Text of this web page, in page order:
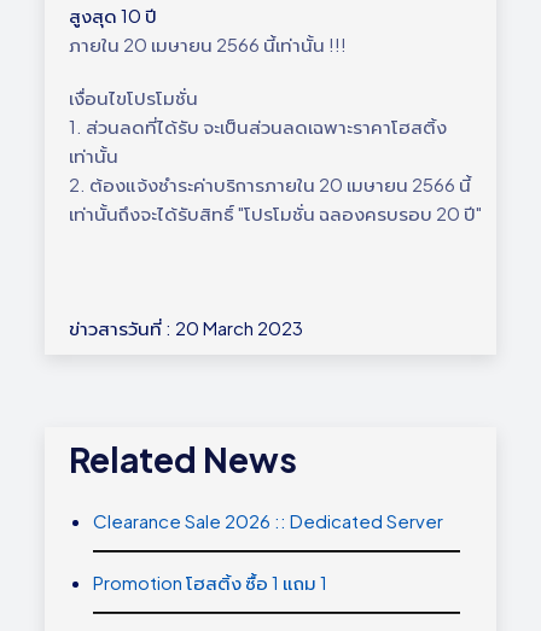
สูงสุด 10 ปี
ภายใน 20 เมษายน 2566 นี้เท่านั้น !!!
เงื่อนไขโปรโมชั่น
1. ส่วนลดที่ได้รับ จะเป็นส่วนลดเฉพาะราคาโฮสติ้ง
เท่านั้น
2. ต้องแจ้งชำระค่าบริการภายใน 20 เมษายน 2566 นี้
เท่านั้นถึงจะได้รับสิทธิ์ "โปรโมชั่น ฉลองครบรอบ 20 ปี"
ข่าวสารวันที่ : 20 March 2023
Related News
Clearance Sale 2026 :: Dedicated Server
Promotion โฮสติ้ง ซื้อ 1 แถม 1